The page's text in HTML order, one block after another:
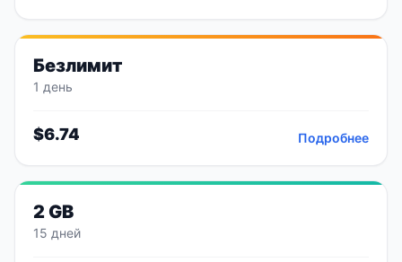
Безлимит
1 день
$6.74 Подробнее
2 GB
15 дней